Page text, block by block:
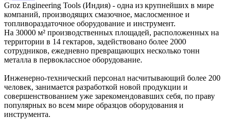
Groz Engineering Tools (Индия) - одна из крупнейших в мире
компаний, производящих смазочное, маслосменное и
топливораздаточное оборудование и инструмент.
На 30000 м² производственных площадей, расположенных на
территории в 14 гектаров, задействовано более 2000
сотрудников, ежедневно превращающих несколько тонн
металла в первоклассное оборудование.
Инженерно-технический персонал насчитывающий более 200
человек, занимается разработкой новой продукции и
совершенствованием уже зарекомендовавших себя, по праву
популярных во всем мире образцов оборудования и
инструмента.